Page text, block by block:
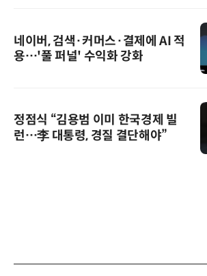
네이버, 검색·커머스·결제에 AI 적
용…'풀 퍼널' 수익화 강화
정점식 “김용범 이미 한국경제 빌
런…李 대통령, 경질 결단해야”